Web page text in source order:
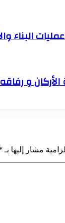
البناء
و رفاقه
مشار إليها بـ